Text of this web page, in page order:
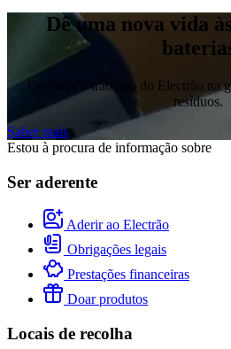
Dê uma nova vida
Conheça o trabalho do Electrão na
resíduos.
Saber mais
Estou à procura de informação sobre
Ser aderente
Aderir ao Electrão
Obrigações legais
Prestações financeiras
Doar produtos
Locais de recolha